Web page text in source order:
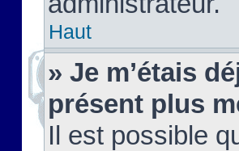
Haut
» Je m’étais
présent plus
Il est possible